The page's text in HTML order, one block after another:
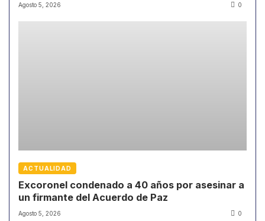
Agosto 5, 2026 0
ACTUALIDAD
Excoronel condenado a 40 años por asesinar a
un firmante del Acuerdo de Paz
Agosto 5, 2026 0